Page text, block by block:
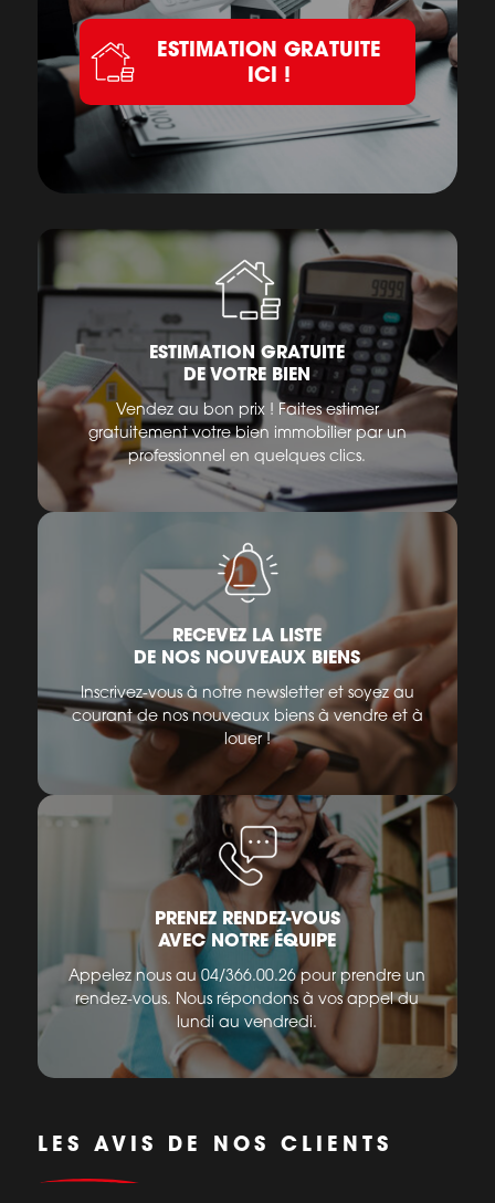
ESTIMATION GRATUITE
ICI !
ESTIMATION GRATUITE
DE VOTRE BIEN
Vendez au bon prix ! Faites estimer
gratuitement votre bien immobilier par un
professionnel en quelques clics.
RECEVEZ LA LISTE
DE NOS NOUVEAUX BIENS
Inscrivez-vous à notre newsletter et soyez au
courant de nos nouveaux biens à vendre et à
louer !
PRENEZ RENDEZ-VOUS
AVEC NOTRE ÉQUIPE
Appelez nous au 04/366.00.26 pour prendre un
rendez-vous. Nous répondons à vos appel du
lundi au vendredi.
LES AVIS DE NOS CLIENTS